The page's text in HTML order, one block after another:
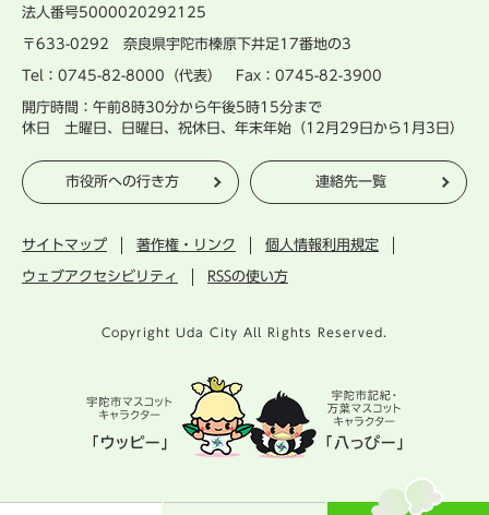
陀
法人番号5000020292125
〒633-0292 奈良県宇陀市榛原下井足17番地の3
Tel：0745-82-8000（代表） Fax：0745-82-3900
開庁時間：午前8時30分から午後5時15分まで
休日 土曜日、日曜日、祝休日、年末年始（12月29日から1月3日）
市役所への行き方 連絡先一覧
サイトマップ 著作権・リンク 個人情報利用規定
ウェブアクセシビリティ RSSの使い方
Copyright Uda City All Rights Reserved.